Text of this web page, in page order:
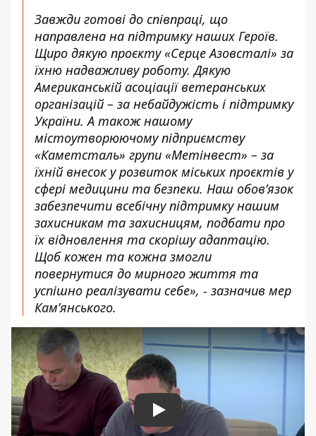
Завжди готові до співпраці, що
направлена на підтримку наших Героїв.
Щиро дякую проєкту «Серце Азовсталі» за
їхню надважливу роботу. Дякую
Американській асоціації ветеранських
організацій – за небайдужість і підтримку
України. А також нашому
містоутворюючому підприємству
«Каметсталь» групи «Метінвест» – за
їхній внесок у розвиток міських проєктів у
сфері медицини та безпеки. Наш обов’язок
забезпечити всебічну підтримку нашим
захисникам та захисницям, подбати про
їх відновлення та скорішу адаптацію.
Щоб кожен та кожна змогли
повернутися до мирного життя та
успішно реалізувати себе», - зазначив мер
Кам’янського.
Play